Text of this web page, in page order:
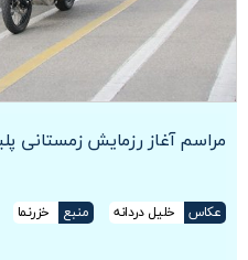
مراسم آغاز رزمایش زمستانی
عکاس خلیل دردانه منبع
خزرنما